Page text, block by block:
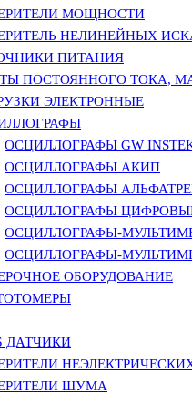
МОЩНОСТИ
НЕЛИНЕЙНЫХ
ПИТАНИЯ
ПОСТОЯННОГО ТОКА,
ЭЛЕКТРОННЫЕ
ОСЦИЛЛОГРАФЫ GW
ОСЦИЛЛОГРАФЫ АКИП
ОСЦИЛЛОГРАФЫ
ОСЦИЛЛОГРАФЫ ЦИФРОВЫЕ
ОСЦИЛЛОГРАФЫ-
ОСЦИЛЛОГРАФЫ-
ОБОРУДОВАНИЕ
ДАТЧИКИ
ШУМА